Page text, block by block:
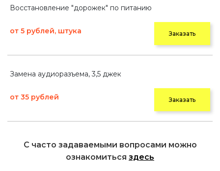
Восстановление "дорожек" по питанию
от 5 рублей, штука Заказать
Замена аудиоразъема, 3,5 джек
от 35 рублей Заказать
С часто задаваемыми вопросами можно
ознакомиться здесь